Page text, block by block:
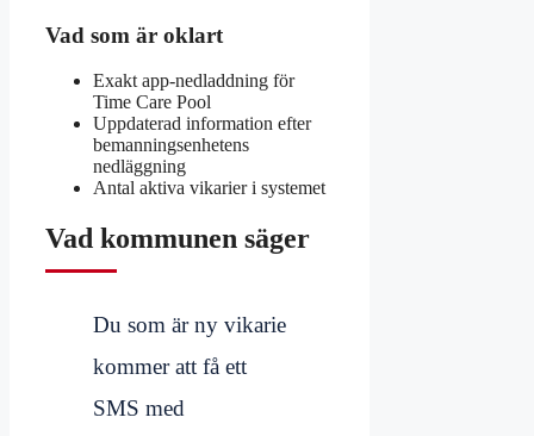
Vad som är oklart
Exakt app-nedladdning för
Time Care Pool
Uppdaterad information efter
bemanningsenhetens
nedläggning
Antal aktiva vikarier i systemet
Vad kommunen säger
Du som är ny vikarie
kommer att få ett
SMS med